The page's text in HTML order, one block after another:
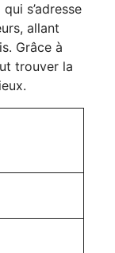
qui s’adresse
allant
Grâce à
trouver la